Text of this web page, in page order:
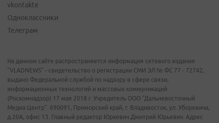
vkontakte
Одноклассники
Телеграм
На данном сайте распространяется информация сетевого издания
"VLADNEWS" - свидетельство о регистрации СМИ ЭЛ № ФС 77 - 72742,
выдано Федеральной службой по надзору в сфере связи,
информационных технологий и массовых коммуникаций
(Роскомнадзор) 17 мая 2018 г. Учредитель ООО "Дальневосточный
Медиа Центр". 690091, Приморский край, г. Владивосток, ул. Уборевича,
д.20А, офис 13. Главный редактор Юркевич Дмитрий Юрьевич. Адрес